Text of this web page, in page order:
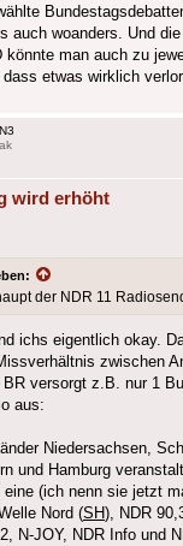
auch woanders. Und
könnte man auch zu
etwas wirklich
wird erhöht
der NDR 11
ichs eigentlich okay.
zwischen
versorgt z.B. nur 1
aus:
Niedersachsen,
und Hamburg
(ich nenn sie jetzt
Nord (SH), NDR
N-JOY, NDR Info und